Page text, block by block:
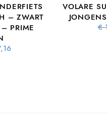
– ZWART
PRIME
was:
VOLARE
€